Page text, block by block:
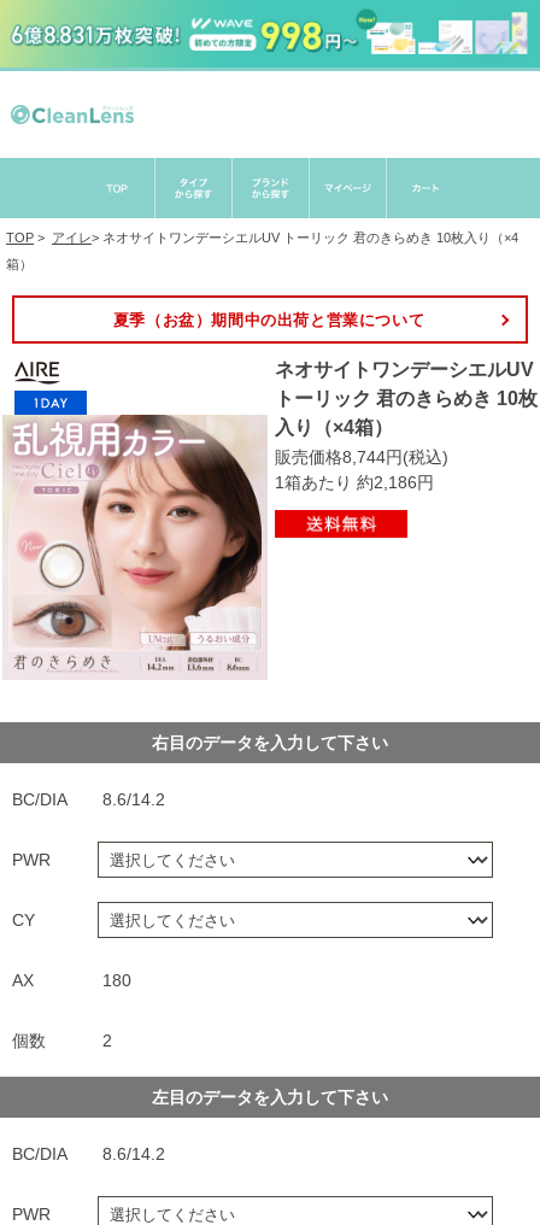
TOP > アイレ> ネオサイトワンデーシエルUV トーリック 君のきらめき 10枚入り（×4
箱）
夏季（お盆）期間中の出荷と営業について
ネオサイトワンデーシエルUV
トーリック 君のきらめき 10枚
入り（×4箱）
販売価格8,744円(税込)
1箱あたり 約2,186円
右目のデータを入力して下さい
BC/DIA 8.6/14.2
PWR
CY
AX 180
個数 2
左目のデータを入力して下さい
BC/DIA 8.6/14.2
PWR